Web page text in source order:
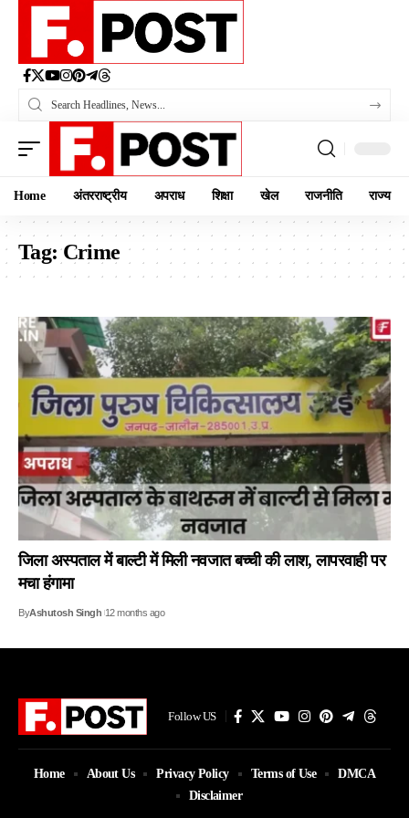
Home अंतरराष्ट्रीय अपराध शिक्षा खेल राजनीति राज्य
Tag:Crime
जिला अस्पताल में बाल्टी में मिली नवजात बच्ची की लाश, लापरवाही पर
मचा हंगामा
ByAshutosh Singh 12 months ago
Follow US
Home About Us Privacy Policy Terms of Use
DMCA
Disclaimer